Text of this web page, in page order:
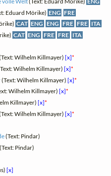
Eduard Mörike) ENG FRE
CAT ENG ENG FRE FRE ITA
CAT ENG FRE FRE ITA
Wilhelm Killmayer) [x]*
Wilhelm Killmayer) [x]*
(Text: Wilhelm Killmayer) [x]*
Wilhelm Killmayer) [x]*
Killmayer) [x]*
Wilhelm Killmayer) [x]*
(Text: Pindar)
Pindar)
[x]